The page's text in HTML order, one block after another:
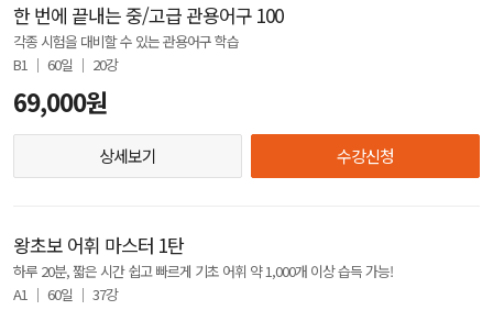
한 번에 끝내는 중/고급 관용어구 100
각종 시험을 대비할 수 있는 관용어구 학습
B1 │ 60일 │ 20강
69,000원
상세보기 수강신청
왕초보 어휘 마스터 1탄
하루 20분, 짧은 시간 쉽고 빠르게 기초 어휘 약 1,000개 이상 습득 가능!
A1 │ 60일 │ 37강